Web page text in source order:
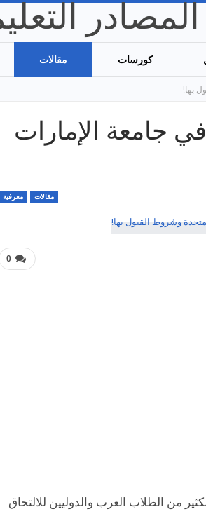
كورسات مقالات
بها!
جامعة الإمارات
مقالات معرفية
0
من الطلاب العرب والدوليين للالتحاق